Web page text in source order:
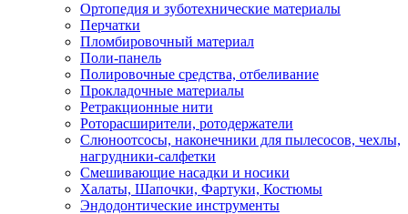
Ортопедия и зуботехнические материалы
Перчатки
Пломбировочный материал
Поли-панель
Полировочные средства, отбеливание
Прокладочные материалы
Ретракционные нити
Роторасширители, ротодержатели
Слюноотсосы, наконечники для пылесосов, чехлы,
нагрудники-салфетки
Смешивающие насадки и носики
Халаты, Шапочки, Фартуки, Костюмы
Эндодонтические инструменты